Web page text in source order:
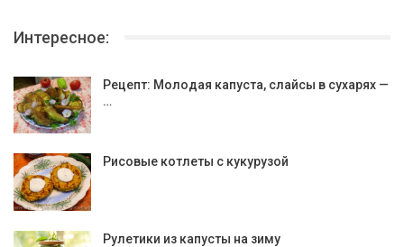
Интересное:
Рецепт: Молодая капуста, слайсы в сухарях —
…
Рисовые котлеты с кукурузой
Рулетики из капусты на зиму